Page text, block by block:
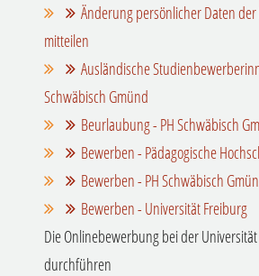
Änderung persönlicher Daten
mitteilen
Ausländische
Schwäbisch Gmünd
Beurlaubung - PH Schwäbisch
Bewerben - Pädagogische
Bewerben - PH Schwäbisch
Bewerben - Universität Freiburg
Die Onlinebewerbung bei der
durchführen